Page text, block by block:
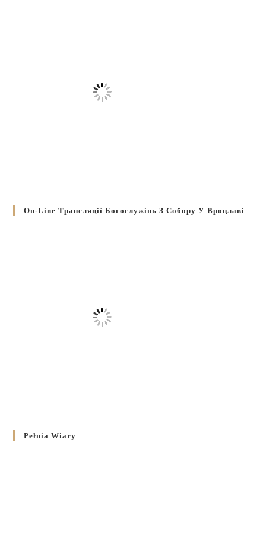
On-Line Трансляції Богослужінь З Собору У Вроцлаві
Pełnia Wiary